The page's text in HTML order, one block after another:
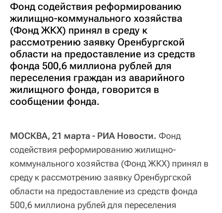
Фонд содействия реформированию
жилищно-коммунального хозяйства
(Фонд ЖКХ) принял в среду к
рассмотрению заявку Оренбургской
области на предоставление из средств
фонда 500,6 миллиона рублей для
переселения граждан из аварийного
жилищного фонда, говорится в
сообщении фонда.
МОСКВА, 21 марта - РИА Новости. Фонд
содействия реформированию жилищно-
коммунального хозяйства (Фонд ЖКХ) принял в
среду к рассмотрению заявку Оренбургской
области на предоставление из средств фонда
500,6 миллиона рублей для переселения